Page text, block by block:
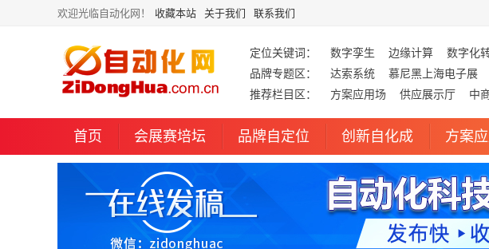
欢迎光临自动化网！ 收藏本站 关于我们 联系我们
定位关键词： 数字孪生 边缘计算 数字化
品牌专题区：
达索系统 慕尼黑上海电子展
推荐栏目区：
方案应用场 供应展示厅 中
首页 会展赛培坛 品牌自定位 创新自化成 方案